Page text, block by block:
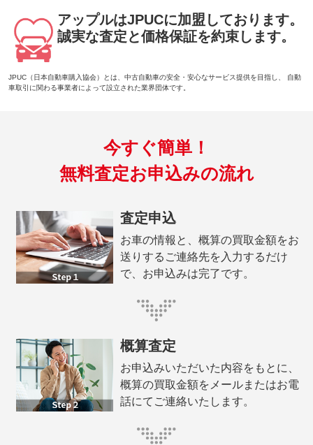
アップルはJPUCに加盟しております。
誠実な査定と価格保証を約束します。
JPUC（日本自動車購入協会）とは、中古自動車の安全・安心なサービス提供を目指し、 自動
車取引に関わる事業者によって設立された業界団体です。
今すぐ簡単！
無料査定お申込みの流れ
査定申込
お車の情報と、概算の買取金額をお
送りするご連絡先を入力するだけ
で、お申込みは完了です。
概算査定
お申込みいただいた内容をもとに、
概算の買取金額をメールまたはお電
話にてご連絡いたします。